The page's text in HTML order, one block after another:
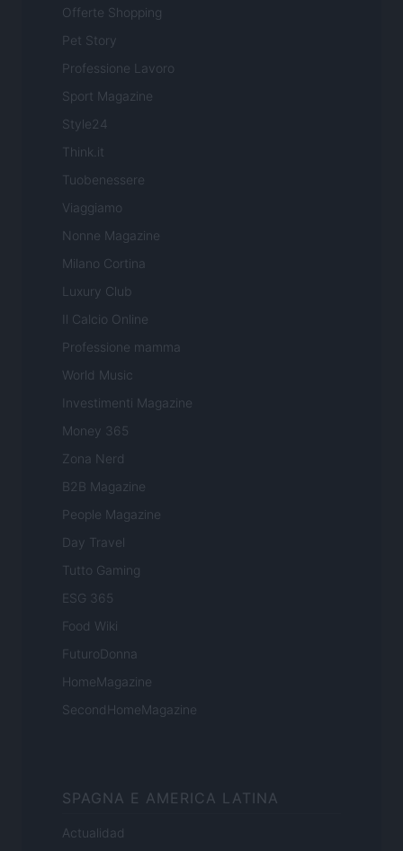
Offerte Shopping
Pet Story
Professione Lavoro
Sport Magazine
Style24
Think.it
Tuobenessere
Viaggiamo
Nonne Magazine
Milano Cortina
Luxury Club
Il Calcio Online
Professione mamma
World Music
Investimenti Magazine
Money 365
Zona Nerd
B2B Magazine
People Magazine
Day Travel
Tutto Gaming
ESG 365
Food Wiki
FuturoDonna
HomeMagazine
SecondHomeMagazine
SPAGNA E AMERICA LATINA
Actualidad